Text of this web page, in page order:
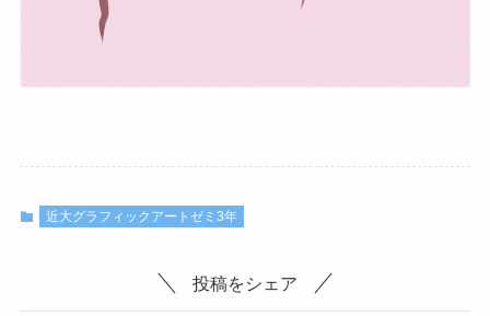
近大グラフィックアートゼミ3年
投稿をシェア